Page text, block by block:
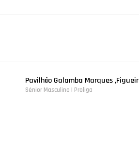
Pavilhão Galamba Marques
Sénior Masculino | Proliga